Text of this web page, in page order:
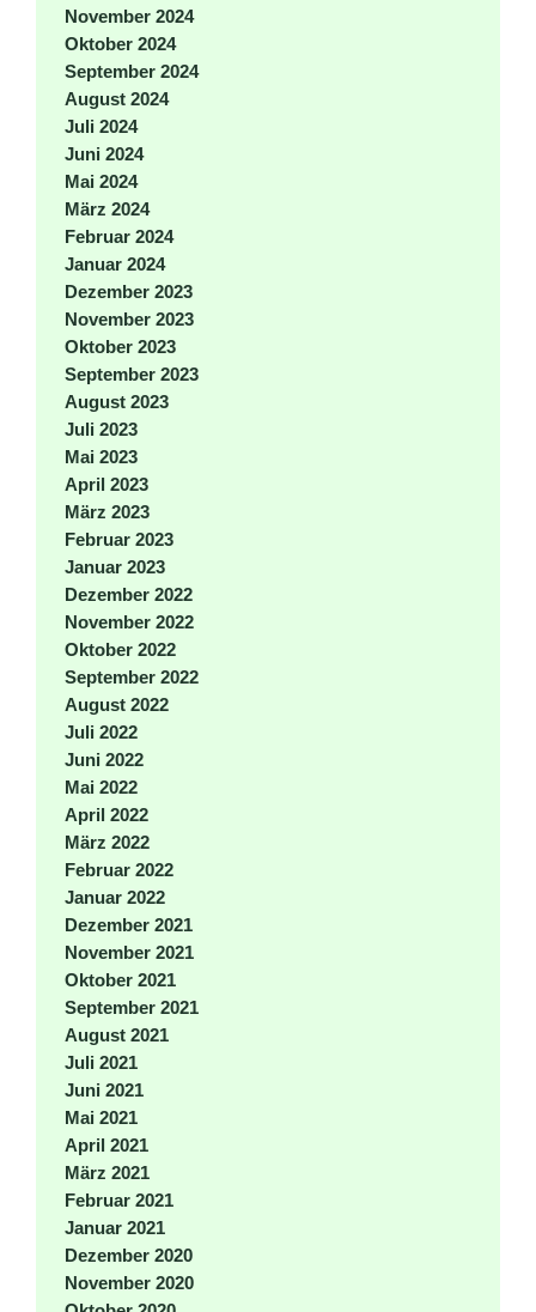
November 2024
Oktober 2024
September 2024
August 2024
Juli 2024
Juni 2024
Mai 2024
März 2024
Februar 2024
Januar 2024
Dezember 2023
November 2023
Oktober 2023
September 2023
August 2023
Juli 2023
Mai 2023
April 2023
März 2023
Februar 2023
Januar 2023
Dezember 2022
November 2022
Oktober 2022
September 2022
August 2022
Juli 2022
Juni 2022
Mai 2022
April 2022
März 2022
Februar 2022
Januar 2022
Dezember 2021
November 2021
Oktober 2021
September 2021
August 2021
Juli 2021
Juni 2021
Mai 2021
April 2021
März 2021
Februar 2021
Januar 2021
Dezember 2020
November 2020